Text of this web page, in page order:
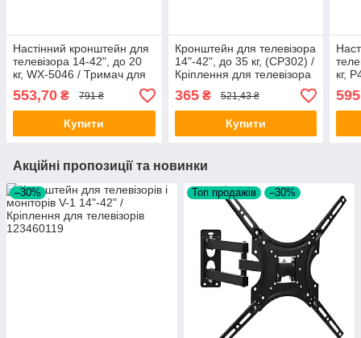
Настінний кронштейн для
телевізора 14-42", до 20
кг, WX-5046 / Тримач для
ТВ / Кріплення для
телевізора
553,70 ₴ 791 ₴
Купити
Кронштейн для телевізора
14"-42", до 35 кг, (CP302) /
Кріплення для телевізора
/ Кріплення для ТБ
365₴ 521,43 ₴
Купити
кг,
для
595
Акційні пропозиції та новинки
–30% Топ продажів –30%